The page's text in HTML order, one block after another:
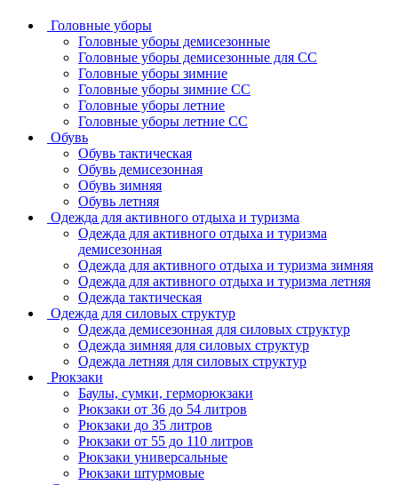
Головные уборы
Головные уборы демисезонные
Головные уборы демисезонные для СС
Головные уборы зимние
Головные уборы зимние СС
Головные уборы летние
Головные уборы летние СС
Обувь
Обувь тактическая
Обувь демисезонная
Обувь зимняя
Обувь летняя
Одежда для активного отдыха и туризма
Одежда для активного отдыха и туризма
демисезонная
Одежда для активного отдыха и туризма зимняя
Одежда для активного отдыха и туризма летняя
Одежда тактическая
Одежда для силовых структур
Одежда демисезонная для силовых структур
Одежда зимняя для силовых структур
Одежда летняя для силовых структур
Рюкзаки
Баулы, сумки, герморюкзаки
Рюкзаки от 36 до 54 литров
Рюкзаки до 35 литров
Рюкзаки от 55 до 110 литров
Рюкзаки универсальные
Рюкзаки штурмовые